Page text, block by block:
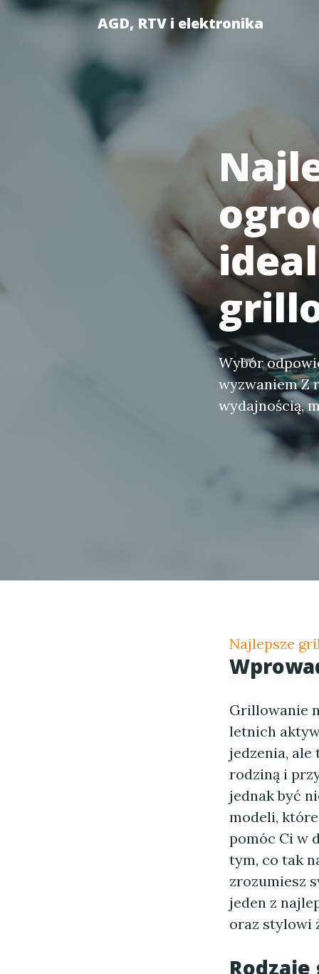
AGD, RTV i elektronika
Wybór
wyzwaniem Z
wydajnością,
Najlepsze
Grillowanie
letnich
jedzenia, ale
rodziną i
jednak być
modeli,
pomóc Ci w
tym, co tak
zrozumiesz
jeden z
oraz stylowi